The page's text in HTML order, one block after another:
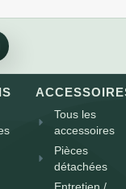
Tous les
accessoires
Pièces
détachées